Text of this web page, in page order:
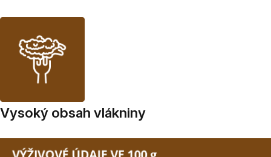
Vysoký obsah vlákniny